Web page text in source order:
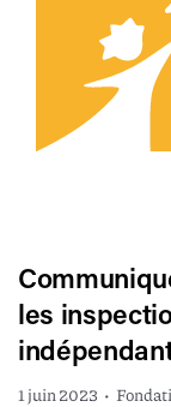
les
1 juin 2023 •